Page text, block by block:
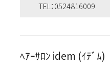
TEL：0524816009
ﾍｱｰｻﾛﾝ idem (ｲﾃﾞﾑ)